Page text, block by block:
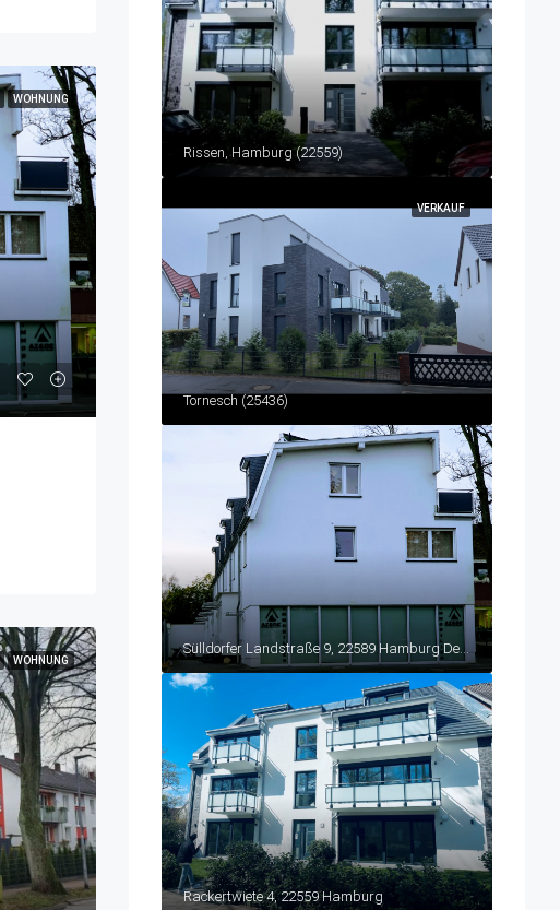
WOHNUNG
WOHNUNG
Rissen, Hamburg (22559)
VERKAUF
Tornesch (25436)
Sülldorfer Landstraße 9, 22589 Hamburg Deutschland
Rackertwiete 4, 22559 Hamburg